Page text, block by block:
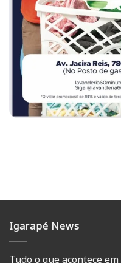
Igarapé News
Tudo o que acontece em